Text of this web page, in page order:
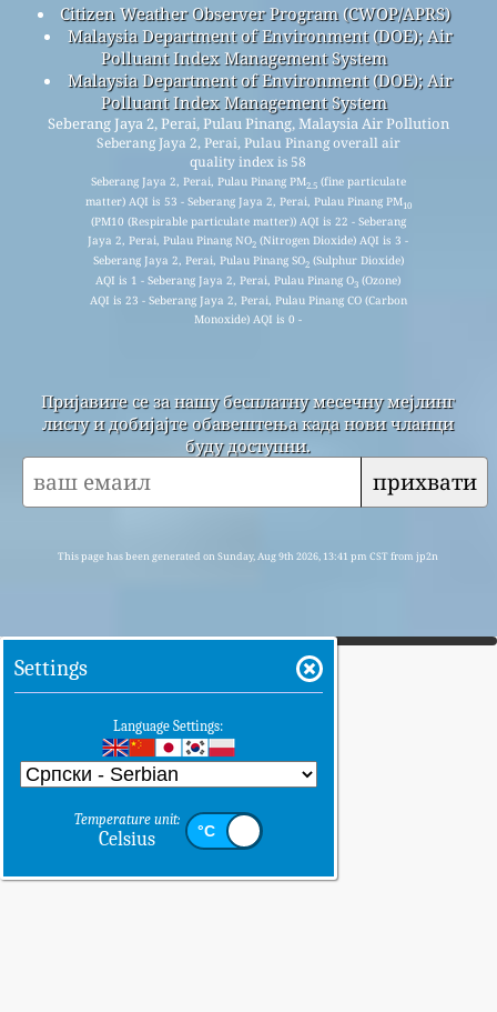
Citizen Weather Observer Program (CWOP/APRS)
Malaysia Department of Environment (DOE); Air
Polluant Index Management System
Malaysia Department of Environment (DOE); Air
Polluant Index Management System
Seberang Jaya 2, Perai, Pulau Pinang, Malaysia Air Pollution
Seberang Jaya 2, Perai, Pulau Pinang overall air
quality index is 58
Seberang Jaya 2, Perai, Pulau Pinang PM2.5(fine particulate
matter) AQI is 53 - Seberang Jaya 2, Perai, Pulau Pinang PM10
(PM10 (Respirable particulate matter)) AQI is 22 - Seberang
Jaya 2, Perai, Pulau Pinang NO2 (Nitrogen Dioxide) AQI is 3 -
Seberang Jaya 2, Perai, Pulau Pinang SO2(Sulphur Dioxide)
AQI is 1 - Seberang Jaya 2, Perai, Pulau Pinang O3 (Ozone)
AQI is 23 - Seberang Jaya 2, Perai, Pulau Pinang CO (Carbon
Monoxide) AQI is 0 -
Пријавите се за нашу бесплатну месечну мејлинг
листу и добијајте обавештења када нови чланци
буду доступни.
прихвати
This page has been generated on Sunday, Aug 9th 2026, 13:41 pm CST from jp2n
Settings
Language Settings:
Temperature unit:
Celsius